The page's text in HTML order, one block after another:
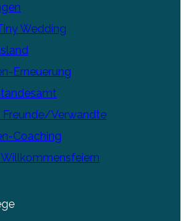
Wedding
Erneuerung
Freunde/Verwandte
Coaching
Willkommensfeiern